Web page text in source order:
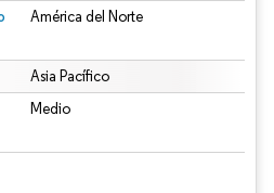
América del Norte
Asia Pacífico
Medio
uso requiere atribución según CC BY 4.0.